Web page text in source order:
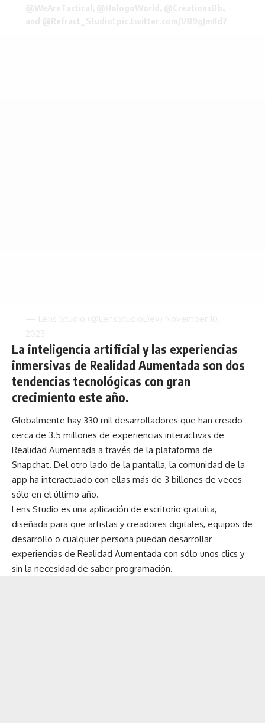
La inteligencia artificial y las experiencias
inmersivas de Realidad Aumentada son dos
tendencias tecnológicas con gran
crecimiento este año.
Globalmente hay 330 mil desarrolladores que han creado
cerca de 3.5 millones de experiencias interactivas de
Realidad Aumentada a través de la plataforma de
Snapchat. Del otro lado de la pantalla, la comunidad de la
app ha interactuado con ellas más de 3 billones de veces
sólo en el último año.
Lens Studio es una aplicación de escritorio gratuita,
diseñada para que artistas y creadores digitales, equipos de
desarrollo o cualquier persona puedan desarrollar
experiencias de Realidad Aumentada con sólo unos clics y
sin la necesidad de saber programación.